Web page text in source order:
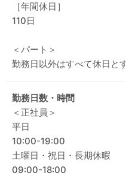
［年間休日］
110日
＜パート＞
勤務日以外はすべて休日と
勤務日数・時間
＜正社員＞
平日
10:00-19:00
土曜日・祝日・長期休暇
09:00-18:00